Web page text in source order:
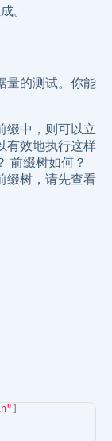
。
量的测试。你能
缀中，则可以立
有效地执行这样
前缀树如何？
缀树，请先查看